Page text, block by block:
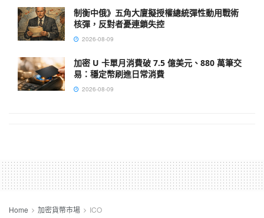
制衡中俄》五角大廈擬授權總統彈性動用戰術
核彈，反對者憂連鎖失控
2026-08-09
加密 U 卡單月消費破 7.5 億美元、880 萬筆交
易：穩定幣刷進日常消費
2026-08-09
Home 加密貨幣市場 ICO